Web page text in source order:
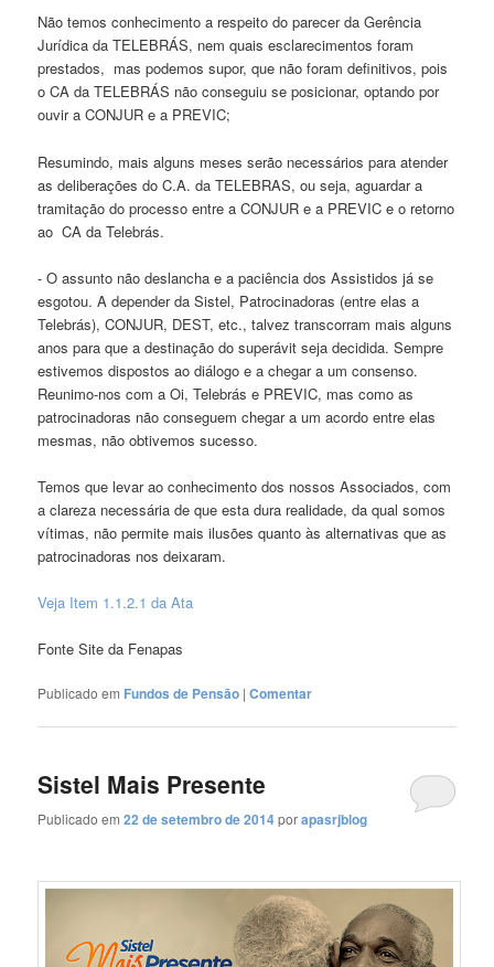
Não temos conhecimento a respeito do parecer da Gerência
Jurídica da TELEBRÁS, nem quais esclarecimentos foram
prestados, mas podemos supor, que não foram definitivos, pois
o CA da TELEBRÁS não conseguiu se posicionar, optando por
ouvir a CONJUR e a PREVIC;
Resumindo, mais alguns meses serão necessários para atender
as deliberações do C.A. da TELEBRAS, ou seja, aguardar a
tramitação do processo entre a CONJUR e a PREVIC e o retorno
ao CA da Telebrás.
- O assunto não deslancha e a paciência dos Assistidos já se
esgotou. A depender da Sistel, Patrocinadoras (entre elas a
Telebrás), CONJUR, DEST, etc., talvez transcorram mais alguns
anos para que a destinação do superávit seja decidida. Sempre
estivemos dispostos ao diálogo e a chegar a um consenso.
Reunimo-nos com a Oi, Telebrás e PREVIC, mas como as
patrocinadoras não conseguem chegar a um acordo entre elas
mesmas, não obtivemos sucesso.
Temos que levar ao conhecimento dos nossos Associados, com
a clareza necessária de que esta dura realidade, da qual somos
vítimas, não permite mais ilusões quanto às alternativas que as
patrocinadoras nos deixaram.
Veja Item 1.1.2.1 da Ata
Fonte Site da Fenapas
Publicado em Fundos de Pensão |Comentar
Sistel Mais Presente
Publicado em22 de setembro de 2014porapasrjblog